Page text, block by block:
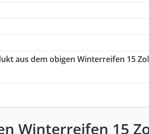
aus dem obigen Winterreifen 15
Winterreifen 15